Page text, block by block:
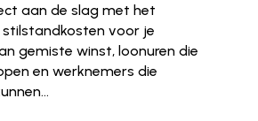
aan de slag met het
stilstandkosten voor je
gemiste winst, loonuren die
en werknemers die